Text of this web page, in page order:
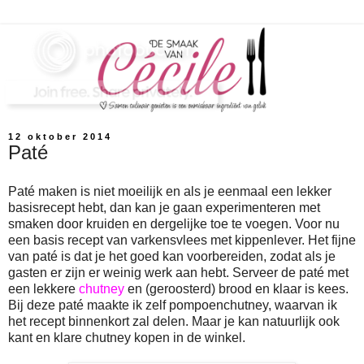
12 oktober 2014
Paté
Paté maken is niet moeilijk en als je eenmaal een lekker
basisrecept hebt, dan kan je gaan experimenteren met
smaken door kruiden en dergelijke toe te voegen. Voor nu
een basis recept van varkensvlees met kippenlever. Het fijne
van paté is dat je het goed kan voorbereiden, zodat als je
gasten er zijn er weinig werk aan hebt. Serveer de paté met
een lekkere chutney en (geroosterd) brood en klaar is kees.
Bij deze paté maakte ik zelf pompoenchutney, waarvan ik
het recept binnenkort zal delen. Maar je kan natuurlijk ook
kant en klare chutney kopen in de winkel.